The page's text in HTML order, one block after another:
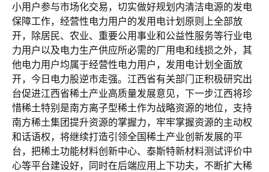
小用户参与市场化交易，切实做好规划内清洁电源的发电
保障工作，经营性电力用户的发用电计划原则上全部放
开，除居民、农业、重要公用事业和公益性服务等行业电
力用户以及电力生产供应所必需的厂用电和线损之外，其
他电力用户均属于经营性电力用户，发用电计划全面放
开，今日电力股逆市走强。江西省有关部门正积极研究出
台促进江西省稀土产业高质量发展意见，下一步江西将珍
惜稀土特别是南方离子型稀土作为战略资源的地位，支持
南方稀土集团提升资源的掌握力，牢牢掌握资源的主动权
和话语权，将继续打造引领全国稀土产业创新发展的平
台，把稀土功能材料创新中心、泰斯特新材料测试评价中
心等平台建设好，同时在后端应用上下功夫，不断扩大稀